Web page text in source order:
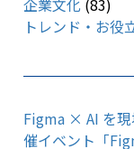
トレンド・お役
Figma × AI を現
催イベント「